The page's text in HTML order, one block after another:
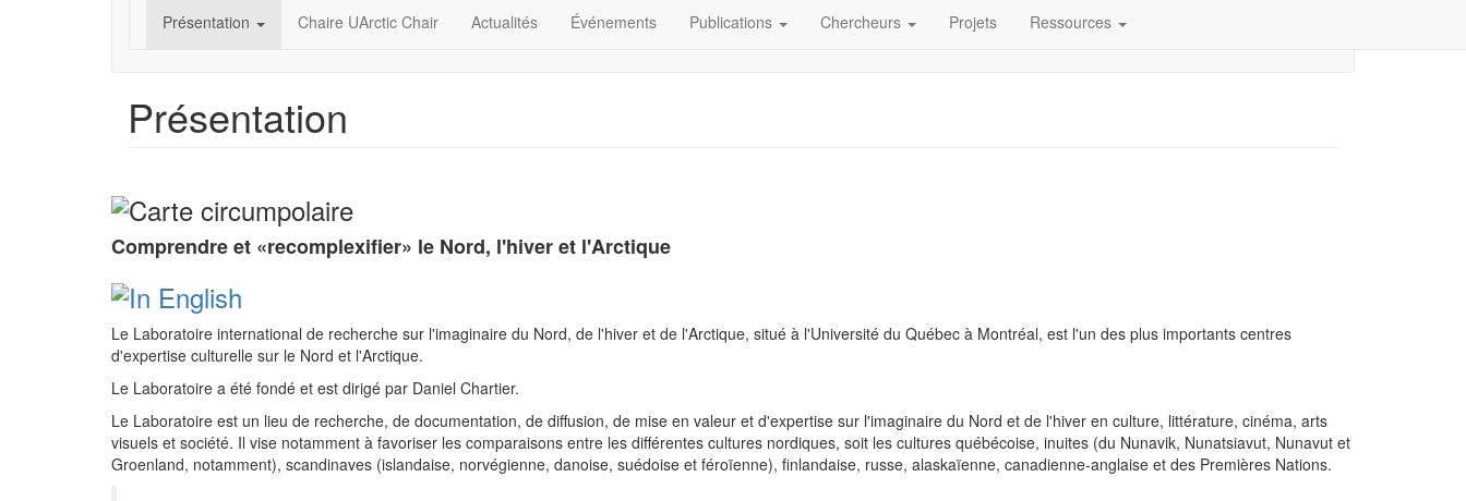
Présentation Chaire UArctic Chair Actualités Événements Publications Chercheurs Projets Ressources
Présentation
Comprendre et «recomplexifier» le Nord, l'hiver et l'Arctique
Le Laboratoire international de recherche sur l'imaginaire du Nord, de l'hiver et de l'Arctique, situé à l'Université du Québec à Montréal, est l'un des plus importants centres
d'expertise culturelle sur le Nord et l'Arctique.
Le Laboratoire a été fondé et est dirigé par Daniel Chartier.
Le Laboratoire est un lieu de recherche, de documentation, de diffusion, de mise en valeur et d'expertise sur l'imaginaire du Nord et de l'hiver en culture, littérature, cinéma, arts
visuels et société. Il vise notamment à favoriser les comparaisons entre les différentes cultures nordiques, soit les cultures québécoise, inuites (du Nunavik, Nunatsiavut, Nunavut et
Groenland, notamment), scandinaves (islandaise, norvégienne, danoise, suédoise et féroïenne), finlandaise, russe, alaskaïenne, canadienne-anglaise et des Premières Nations.